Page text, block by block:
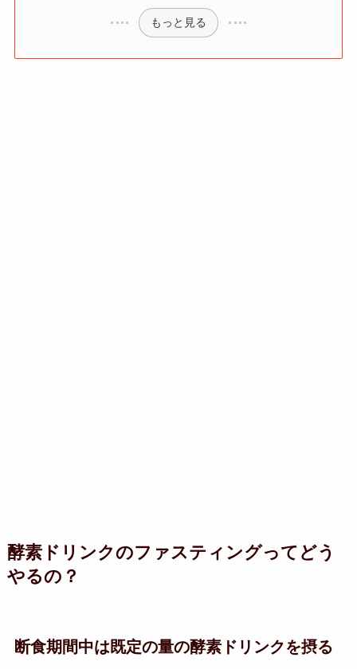
もっと見る
酵素ドリンクのファスティングってどう
やるの？
断食期間中は既定の量の酵素ドリンクを摂る